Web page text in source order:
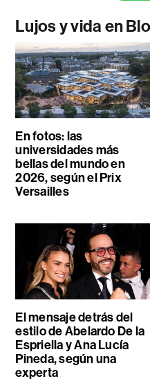
Lujos y vida en
En fotos: las
universidades más
bellas del mundo en
2026, según el Prix
Versailles
El mensaje detrás del
estilo de Abelardo De la
Espriella y Ana Lucía
Pineda, según una
experta